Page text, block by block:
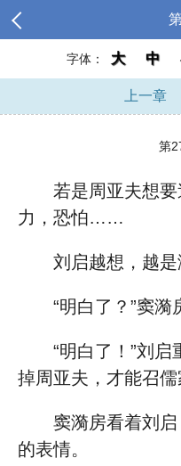
字体： 大 中
上一章
第
若是周亚夫想
力，恐怕……
刘启越想，越是
“明白了？”窦漪
“明白了！”刘启
掉周亚夫，才能召
窦漪房看着刘
的表情。